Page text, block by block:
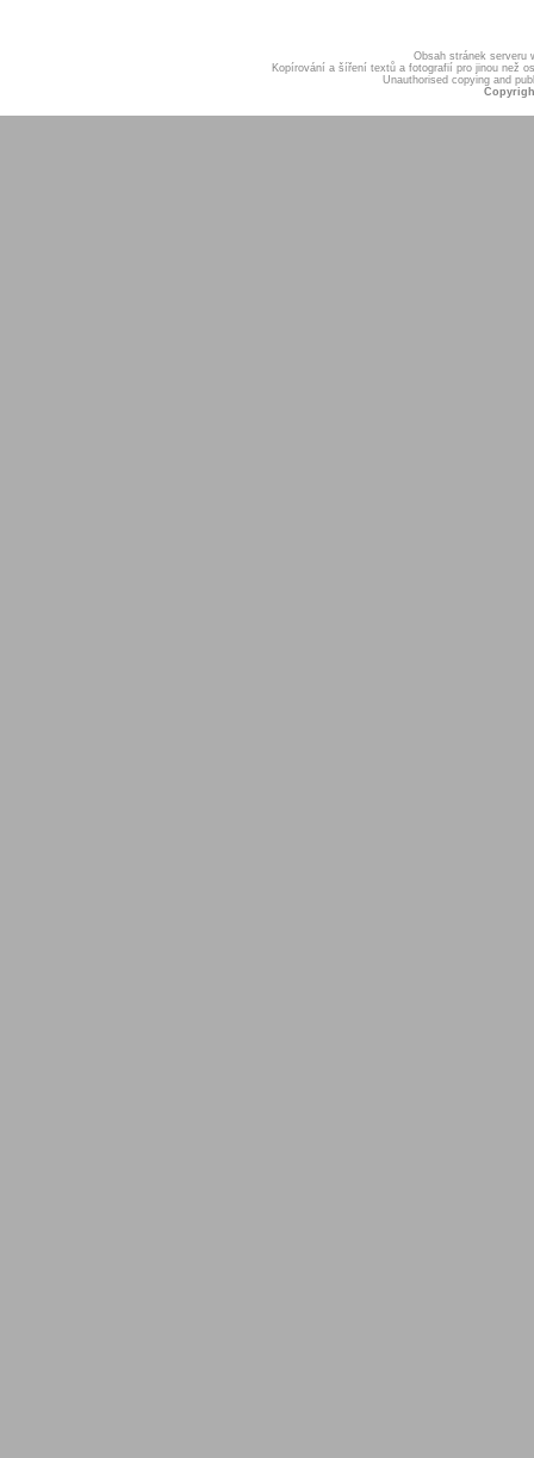
Obsah stránek serveru
Kopírování a šíření textů a fotografií pro jinou než
Unauthorised copying and